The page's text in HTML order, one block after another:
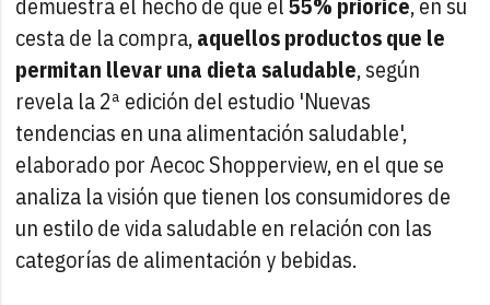
cesta de la compra,aquellos productos que le
permitan llevar una dieta saludable, según
revela la 2ª edición del estudio 'Nuevas
tendencias en una alimentación saludable',
elaborado por Aecoc Shopperview, en el que se
analiza la visión que tienen los consumidores de
un estilo de vida saludable en relación con las
categorías de alimentación y bebidas.